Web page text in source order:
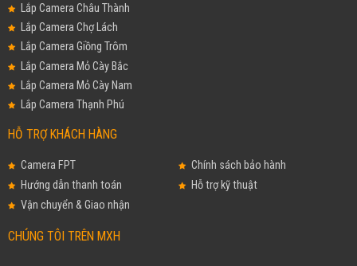
Lắp Camera Châu Thành
Lắp Camera Chợ Lách
Lắp Camera Giồng Trôm
Lắp Camera Mỏ Cày Bắc
Lắp Camera Mỏ Cày Nam
Lắp Camera Thạnh Phú
HỖ TRỢ KHÁCH HÀNG
Camera FPT
Chính sách bảo hành
Hướng dẫn thanh toán
Hỗ trợ kỹ thuật
Vận chuyển & Giao nhận
CHÚNG TÔI TRÊN MXH